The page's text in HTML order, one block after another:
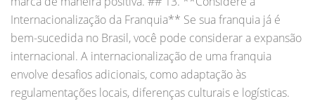
Internacionalização da Franquia** Se sua franquia já é
bem-sucedida no Brasil, você pode considerar a expansão
internacional. A internacionalização de uma franquia
envolve desafios adicionais, como adaptação às
regulamentações locais, diferenças culturais e logísticas.